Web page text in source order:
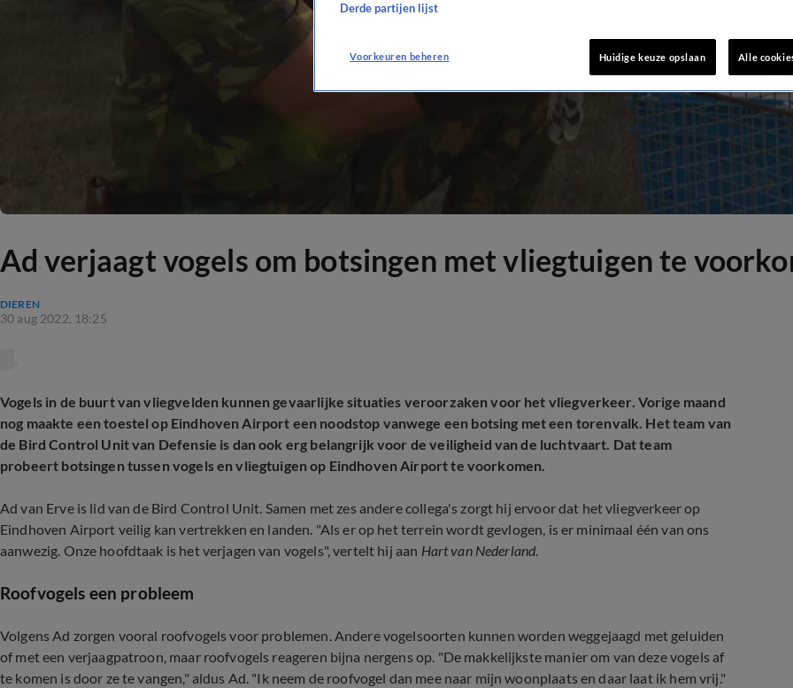
Ad verjaagt vogels om botsingen met vliegtuigen te
DIEREN
30 aug 2022, 18:25
Vogels in de buurt van vliegvelden kunnen gevaarlijke situaties veroorzaken voor het vliegverkeer. Vorige maand
nog maakte een toestel op Eindhoven Airport een noodstop vanwege een botsing met een torenvalk. Het team van
de Bird Control Unit van Defensie is dan ook erg belangrijk voor de veiligheid van de luchtvaart. Dat team
probeert botsingen tussen vogels en vliegtuigen op Eindhoven Airport te voorkomen.
Ad van Erve is lid van de Bird Control Unit. Samen met zes andere collega's zorgt hij ervoor dat het vliegverkeer op
Eindhoven Airport veilig kan vertrekken en landen. "Als er op het terrein wordt gevlogen, is er minimaal één van ons
aanwezig. Onze hoofdtaak is het verjagen van vogels", vertelt hij aan Hart van Nederland.
Roofvogels een probleem
Volgens Ad zorgen vooral roofvogels voor problemen. Andere vogelsoorten kunnen worden weggejaagd met geluiden
of met een verjaagpatroon, maar roofvogels reageren bijna nergens op. "De makkelijkste manier om van deze vogels af
te komen is door ze te vangen," aldus Ad. "Ik neem de roofvogel dan mee naar mijn woonplaats en daar laat ik hem vrij."
Derde partijen lijst
Voorkeuren beheren Huidige keuze opslaan Alle